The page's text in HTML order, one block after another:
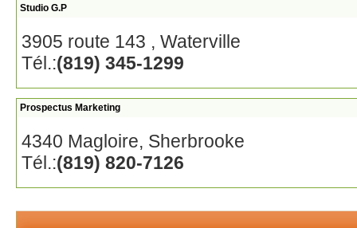
Studio G.P
3905 route 143 , Waterville
Tél.:(819) 345-1299
Prospectus Marketing
4340 Magloire, Sherbrooke
Tél.:(819) 820-7126